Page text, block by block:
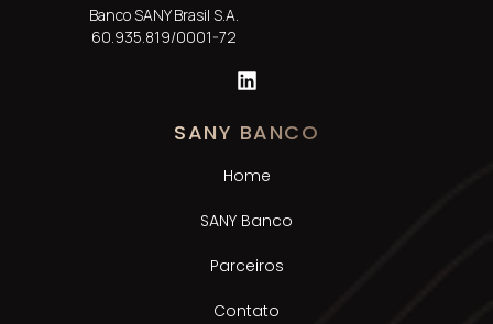
Banco SANY Brasil S.A.
60.935.819/0001-72
SANY BANCO
Home
SANY Banco
Parceiros
Contato